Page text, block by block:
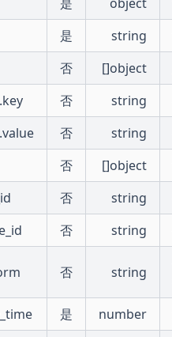
是 string
否 []object
否 string
否 string
否 []object
否 string
否 string
否 string
是 number